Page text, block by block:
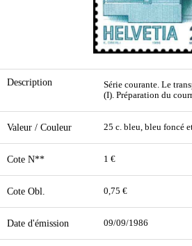
Description
Série courante. Le
(I). Préparation du
Valeur / Couleur 25 c. bleu, bleu foncé
Cote N** 1 €
Cote Obl. 0,75 €
Date d'émission 09/09/1986